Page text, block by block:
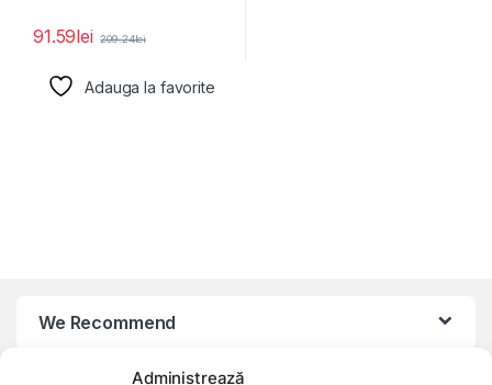
Administrează
91.59lei 209.24lei
Adauga la favorite
We Recommend